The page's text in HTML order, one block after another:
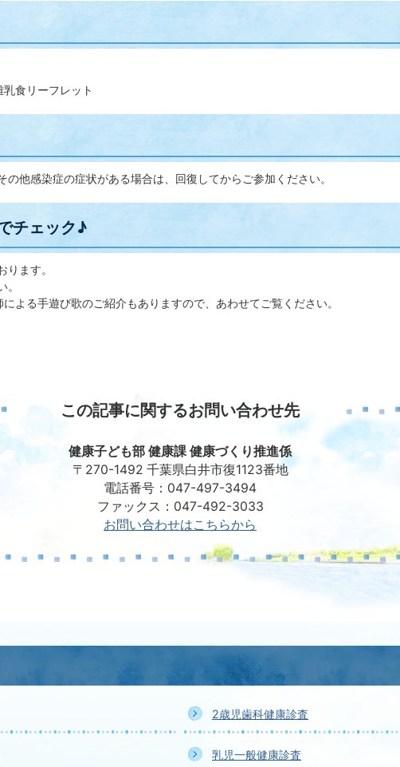
食リーフレット
の他感染症の症状がある場合は、回復してからご参加ください。
チェック♪
ます。
よる手遊び歌のご紹介もありますので、あわせてご覧ください。
この記事に関するお問い合わせ先
健康子ども部 健康課 健康づくり推進係
〒270-1492 千葉県白井市復1123番地
電話番号：047-497-3494
ファックス：047-492-3033
お問い合わせはこちらから
2歳児歯科健康診査
乳児一般健康診査